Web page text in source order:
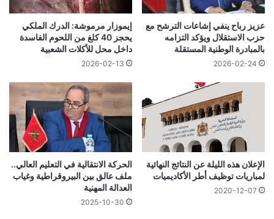
عزيز رباح ينفي إشاعات الترشح مع
حزب الاستقلال ويؤكد التزامه
بالمبادرة الوطنية المستقلة
2026-02-24
إيموزار مرموشة: الدرك الملكي
يحجز 40 كلغ من اللحوم الفاسدة
داخل محل للأكلات الشعبية
2026-02-13
الإعلان هذه الليلة عن النتائج النهائية
لمباريات توظيف أطر الأكاديميات
2020-12-07
الحركة الانتقالية في التعليم العالي..
ملف عالق بين البيروقراطية وغياب
العدالة المهنية
2025-10-30